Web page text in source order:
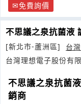
免費詢價
不思議之泉抗菌液
[新北市-蘆洲區]
台
台灣理想電子股份有
不思議之泉抗菌
銷商